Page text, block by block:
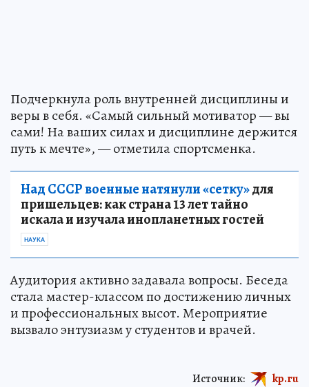
Подчеркнула роль внутренней дисциплины и
веры в себя. «Самый сильный мотиватор — вы
сами! На ваших силах и дисциплине держится
путь к мечте», — отметила спортсменка.
Над СССР военные натянули «сетку»для
пришельцев: как страна 13 лет тайно
искала и изучала инопланетных гостей
НАУКА
Аудитория активно задавала вопросы. Беседа
стала мастер-классом по достижению личных
и профессиональных высот. Мероприятие
вызвало энтузиазм у студентов и врачей.
Источник: kp.ru